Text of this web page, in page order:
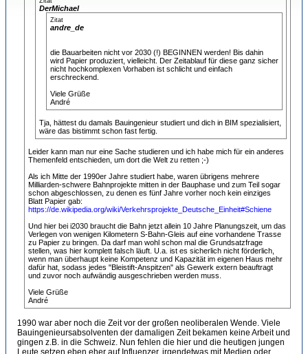
DerMichael
Zitat
andre_de
die Bauarbeiten nicht vor 2030 (!) BEGINNEN werden! Bis dahin
wird Papier produziert, vielleicht. Der Zeitablauf für diese ganz sicher
nicht hochkomplexen Vorhaben ist schlicht und einfach
erschreckend.
Viele Grüße
André
Tja, hättest du damals Bauingenieur studiert und dich in BIM spezialisiert,
wäre das bistimmt schon fast fertig.
Leider kann man nur eine Sache studieren und ich habe mich für ein anderes
Themenfeld entschieden, um dort die Welt zu retten ;-)
Als ich Mitte der 1990er Jahre studiert habe, waren übrigens mehrere
Milliarden-schwere Bahnprojekte mitten in der Bauphase und zum Teil sogar
schon abgeschlossen, zu denen es fünf Jahre vorher noch kein einziges
Blatt Papier gab:
https://de.wikipedia.org/wiki/Verkehrsprojekte_Deutsche_Einheit#Schiene
Und hier bei i2030 braucht die Bahn jetzt allein 10 Jahre Planungszeit, um das
Verlegen von wenigen Kilometern S-Bahn-Gleis auf eine vorhandene Trasse
zu Papier zu bringen. Da darf man wohl schon mal die Grundsatzfrage
stellen, was hier komplett falsch läuft. U.a. ist es sicherlich nicht förderlich,
wenn man überhaupt keine Kompetenz und Kapazität im eigenen Haus mehr
dafür hat, sodass jedes "Bleistift-Anspitzen" als Gewerk extern beauftragt
und zuvor noch aufwändig ausgeschrieben werden muss.
Viele Grüße
André
1990 war aber noch die Zeit vor der großen neoliberalen Wende. Viele
Bauingenieursabsolventen der damaligen Zeit bekamen keine Arbeit und
gingen z.B. in die Schweiz. Nun fehlen die hier und die heutigen jungen
Leute setzen eben eher auf Influenzer, irgendetwas mit Medien oder